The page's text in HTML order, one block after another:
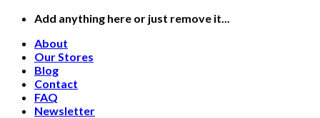
Skip
content
Add anything here or just remove it...
About
Our Stores
Blog
Contact
FAQ
Newsletter